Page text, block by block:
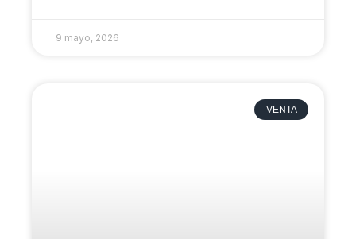
9 mayo, 2026
VENTA